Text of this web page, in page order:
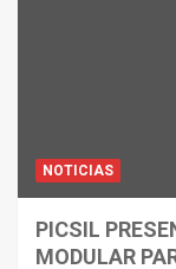
NOTICIAS
PICSIL
MODULAR